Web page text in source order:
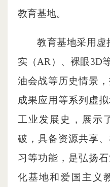
教育基地。
教育基地采用虚
实（AR）、裸眼3D
油会战等历史情景
成果应用等系列虚
工业发展史，展示
破，具备资源共享
习等功能，是弘扬
化基地和爱国主义